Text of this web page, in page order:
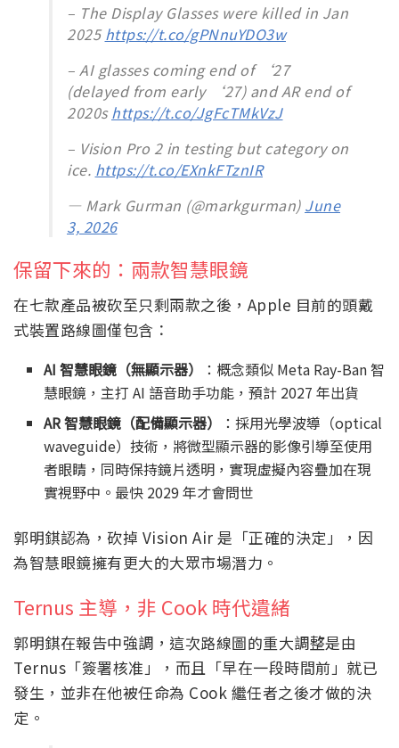
– The Display Glasses were killed in Jan
2025https://t.co/gPNnuYDO3w
– AI glasses coming end of ‘27
(delayed from early ‘27) and AR end of
2020shttps://t.co/JgFcTMkVzJ
– Vision Pro 2 in testing but category on
ice. https://t.co/EXnkFTznIR
— Mark Gurman (@markgurman) June
3, 2026
保留下來的：兩款智慧眼鏡
在七款產品被砍至只剩兩款之後，Apple 目前的頭戴
式裝置路線圖僅包含：
AI 智慧眼鏡（無顯示器）
：概念類似 Meta Ray-Ban 智
慧眼鏡，主打 AI 語音助手功能，預計 2027 年出貨
AR 智慧眼鏡（配備顯示器）
：採用光學波導（optical
waveguide）技術，將微型顯示器的影像引導至使用
者眼睛，同時保持鏡片透明，實現虛擬內容疊加在現
實視野中。最快 2029 年才會問世
郭明錤認為，砍掉 Vision Air 是「正確的決定」，因
為智慧眼鏡擁有更大的大眾市場潛力。
Ternus 主導，非 Cook 時代遺緒
郭明錤在報告中強調，這次路線圖的重大調整是由
Ternus「簽署核准」，而且「早在一段時間前」就已
發生，並非在他被任命為 Cook 繼任者之後才做的決
定。